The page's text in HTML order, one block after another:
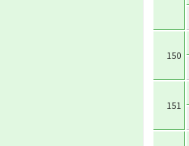
150
151